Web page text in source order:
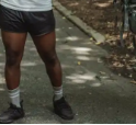
csapatot
című
bejegyzéshez